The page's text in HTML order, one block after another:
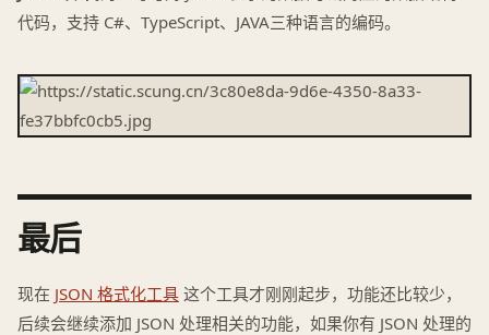
代码，支持 C#、TypeScript、JAVA三种语言的编码。
最后
现在 JSON 格式化工具 这个工具才刚刚起步，功能还比较少，
后续会继续添加 JSON 处理相关的功能，如果你有 JSON 处理的